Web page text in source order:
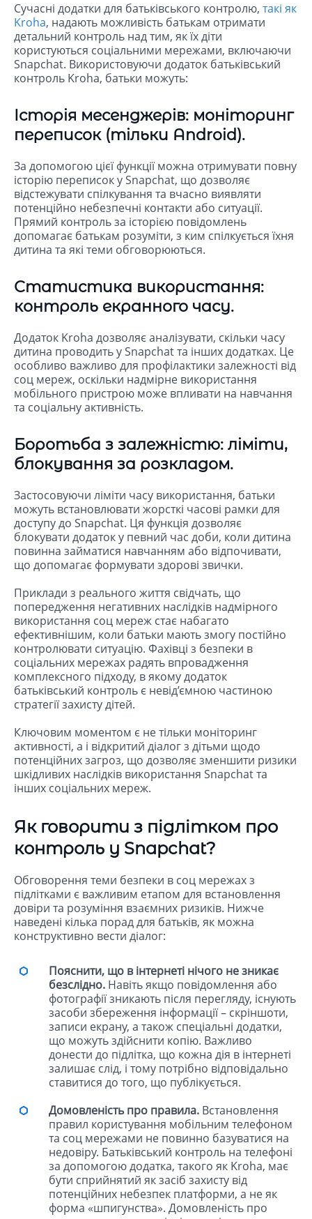
Сучасні додатки для батьківського контролю, такі як
Kroha, надають можливість батькам отримати
детальний контроль над тим, як їх діти
користуються соціальними мережами, включаючи
Snapchat. Використовуючи додаток батьківський
контроль Kroha, батьки можуть:
Історія месенджерів: моніторинг
переписок (тільки Android).
За допомогою цієї функції можна отримувати повну
історію переписок у Snapchat, що дозволяє
відстежувати спілкування та вчасно виявляти
потенційно небезпечні контакти або ситуації.
Прямий контроль за історією повідомлень
допомагає батькам розуміти, з ким спілкується їхня
дитина та які теми обговорюються.
Статистика використання:
контроль екранного часу.
Додаток Kroha дозволяє аналізувати, скільки часу
дитина проводить у Snapchat та інших додатках. Це
особливо важливо для профілактики залежності від
соц мереж, оскільки надмірне використання
мобільного пристрою може впливати на навчання
та соціальну активність.
Боротьба з залежністю: ліміти,
блокування за розкладом.
Застосовуючи ліміти часу використання, батьки
можуть встановлювати жорсткі часові рамки для
доступу до Snapchat. Ця функція дозволяє
блокувати додаток у певний час доби, коли дитина
повинна займатися навчанням або відпочивати,
що допомагає формувати здорові звички.
Приклади з реального життя свідчать, що
попередження негативних наслідків надмірного
використання соц мереж стає набагато
ефективнішим, коли батьки мають змогу постійно
контролювати ситуацію. Фахівці з безпеки в
соціальних мережах радять впровадження
комплексного підходу, в якому додаток
батьківський контроль є невід’ємною частиною
стратегії захисту дітей.
Ключовим моментом є не тільки моніторинг
активності, а і відкритий діалог з дітьми щодо
потенційних загроз, що дозволяє зменшити ризики
шкідливих наслідків використання Snapchat та
інших соціальних мереж.
Як говорити з підлітком про
контроль у Snapchat?
Обговорення теми безпеки в соц мережах з
підлітками є важливим етапом для встановлення
довіри та розуміння взаємних ризиків. Нижче
наведені кілька порад для батьків, як можна
конструктивно вести діалог:
Пояснити, що в інтернеті нічого не зникає
безслідно. Навіть якщо повідомлення або
фотографії зникають після перегляду, існують
засоби збереження інформації – скріншоти,
записи екрану, а також спеціальні додатки,
що можуть здійснити копію. Важливо
донести до підлітка, що кожна дія в інтернеті
залишає слід, і тому потрібно відповідально
ставитися до того, що публікується.
Домовленість про правила. Встановлення
правил користування мобільним телефоном
та соц мережами не повинно базуватися на
недовіру. Батьківський контроль на телефоні
за допомогою додатка, такого як Kroha, має
бути сприйнятий як засіб захисту від
потенційних небезпек платформи, а не як
форма «шпигунства». Домовленість про